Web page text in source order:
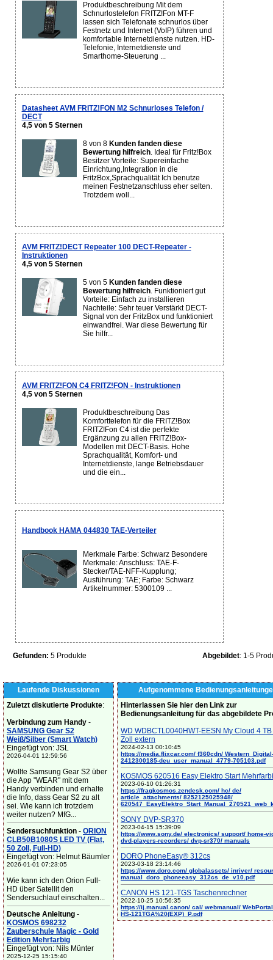
Produktbeschreibung Mit dem
Schnurlostelefon FRITZ!Fon MT-F
lassen sich Telefonate schnurlos über
Festnetz und Internet (VoIP) führen und
komfortable Internetdienste nutzen. HD-
Telefonie, Internetdienste und
Smarthome-Steuerung ...
Datasheet AVM FRITZ!FON M2 Schnurloses Telefon /
DECT
4,5 von 5 Sternen
8 von 8 Kunden fanden diese
Bewertung hilfreich. Ideal für Fritz!Box
Besitzer Vorteile: Supereinfache
Einrichtung,Integration in die
FritzBox,Sprachqualität Ich benutze
meinen Festnetzanschluss eher selten.
Trotzdem woll...
AVM FRITZ!DECT Repeater 100 DECT-Repeater -
Instruktionen
4,5 von 5 Sternen
5 von 5 Kunden fanden diese
Bewertung hilfreich. Funktioniert gut
Vorteile: Einfach zu installieren
Nachteile: Sehr teuer Verstärkt DECT-
Signal von der FritzBox und funktioniert
einwandfrei. War diese Bewertung für
Sie hilfr...
AVM FRITZ!FON C4 FRITZ!FON - Instruktionen
4,5 von 5 Sternen
Produktbeschreibung Das
Komforttelefon für die FRITZ!Box
FRITZ!Fon C4 ist die perfekte
Ergänzung zu allen FRITZ!Box-
Modellen mit DECT-Basis. Hohe
Sprachqualität, Komfort- und
Internetdienste, lange Betriebsdauer
und die ein...
Handbook HAMA 044830 TAE-Verteiler
Merkmale Farbe: Schwarz Besondere
Merkmale: Anschluss: TAE-F-
Stecker/TAE-NFF-Kupplung;
Ausführung: TAE; Farbe: Schwarz
Artikelnummer: 5300109 ...
Gefunden: 5 Produkte Abgebildet: 1-5
Laufende Diskussionen
Zuletzt diskutierte Produkte:
Verbindung zum Handy -
SAMSUNG Gear S2
Weiß/Silber (Smart Watch)
Eingefügt von: JSL
2026-04-01 12:59:56
Wollte Samsung Gear S2 über
die App "WEAR" mit dem
Handy verbinden und erhalte
die Info, dass Gear S2 zu alt
sei. Wie kann ich trotzdem
weiter nutzen? MfG...
Sendersuchfunktion - ORION
CLB50B1080S LED TV (Flat,
50 Zoll, Full-HD)
Eingefügt von: Helmut Bäumler
2026-01-01 07:23:05
Wie kann ich den Orion Full-
HD über Satellit den
Sendersuchlauf einschalten...
Deutsche Anleitung -
KOSMOS 698232
Zauberschule Magic - Gold
Edition Mehrfarbig
Eingefügt von: Nils Münter
2025-12-25 15:15:40
Aufgenommene
Hinterlassen Sie hier den Link zur
Bedienungsanleitung für das abgebildete
WD WDBCTL0040HWT-EESN My Cloud 4
Zoll extern
2024-02-13 00:10:45
https://media.flixcar.com/ f360cdn/ Western_Digital-
2412300185-deu_user_manual_4779-705103.pdf
KOSMOS 620516 Easy Elektro Start
2023-06-10 01:26:31
https://fragkosmos.zendesk.com/ hc/ de/
article_attachments/ 8252125025948/
SONY DVP-SR370
2023-04-15 15:39:09
https://www.sony.de/ electronics/ support/ home-
dvd-players-recorders/ dvp-sr370/ manuals
DORO PhoneEasy® 312cs
2023-03-18 23:14:46
https://www.doro.com/ globalassets/ inriver/
manual_doro_phoneeasy_312cs_de_v10.pdf
CANON HS 121-TGS Taschenrechner
2022-10-25 10:56:35
https://ij.manual.canon/ cal/ webmanual/
HS-121TGA%20(EXP)_P.pdf